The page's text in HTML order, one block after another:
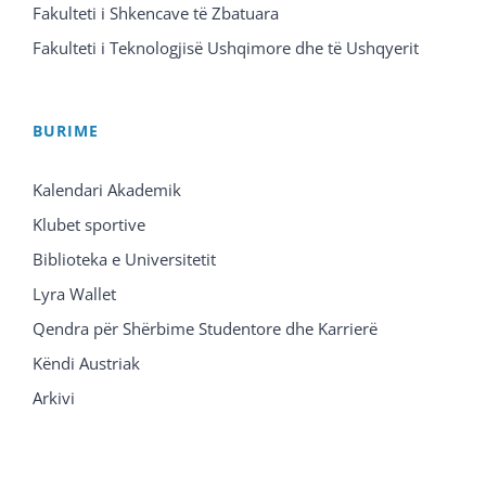
Fakulteti i Shkencave të Zbatuara
Fakulteti i Teknologjisë Ushqimore dhe të Ushqyerit
BURIME
Kalendari Akademik
Klubet sportive
Biblioteka e Universitetit
Lyra Wallet
Qendra për Shërbime Studentore dhe Karrierë
Këndi Austriak
Arkivi